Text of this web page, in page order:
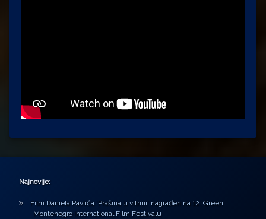
Najnovije:
Film Daniela Pavlića ‘Prašina u vitrini’ nagrađen na 12. Green
Montenegro International Film Festivalu